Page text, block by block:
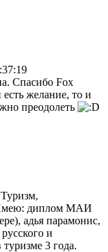
Спасибо Fox
есть желание, то и
преодолеть
диплом МАИ
адья парамонис,
и
3 года.